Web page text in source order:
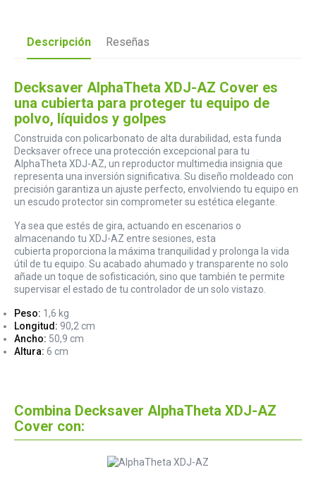
Descripción Reseñas
Decksaver AlphaTheta XDJ-AZ Cover es
una cubierta para proteger tu equipo de
polvo, líquidos y golpes
Construida con policarbonato de alta durabilidad, esta funda
Decksaver ofrece una protección excepcional para tu
AlphaTheta XDJ-AZ, un reproductor multimedia insignia que
representa una inversión significativa. Su diseño moldeado con
precisión garantiza un ajuste perfecto, envolviendo tu equipo en
un escudo protector sin comprometer su estética elegante.
Ya sea que estés de gira, actuando en escenarios o
almacenando tu XDJ-AZ entre sesiones, esta
cubierta proporciona la máxima tranquilidad y prolonga la vida
útil de tu equipo. Su acabado ahumado y transparente no solo
añade un toque de sofisticación, sino que también te permite
supervisar el estado de tu controlador de un solo vistazo.
Peso: 1,6 kg
Longitud: 90,2 cm
Ancho: 50,9 cm
Altura: 6 cm
Combina Decksaver AlphaTheta XDJ-AZ
Cover con: